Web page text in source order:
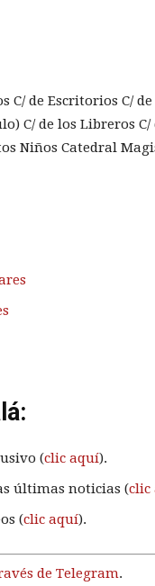
C/ de Escritorios C/
C/ de los Libreros C/
Niños Catedral
(clic aquí).
últimas noticias (clic
(clic aquí).
de Telegram.